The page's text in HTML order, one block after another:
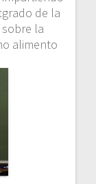
de la
sobre la
alimento